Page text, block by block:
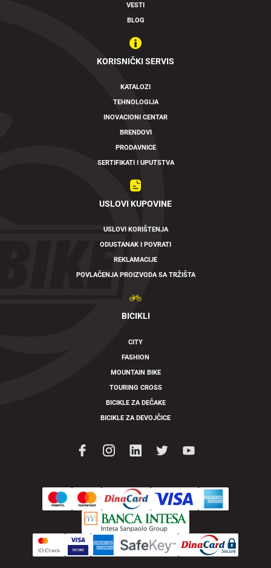
VESTI
BLOG
KORISNIČKI SERVIS
KATALOZI
TEHNOLOGIJA
INOVACIONI CENTAR
BRENDOVI
PRODAVNICE
SERTIFIKATI I UPUTSTVA
USLOVI KUPOVINE
USLOVI KORIŠTENJA
ODUSTANAK I POVRATI
REKLAMACIJE
POVLAČENJA PROIZVODA SA TRŽIŠTA
BICIKLI
CITY
FASHION
MOUNTAIN BIKE
TOURING CROSS
BICIKLE ZA DEČAKE
BICIKLE ZA DEVOJČICE